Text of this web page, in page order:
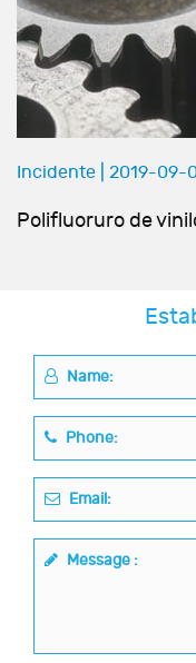
Incidente | 2019-09-
Polifluoruro de
Name:
Phone:
Email:
Message :